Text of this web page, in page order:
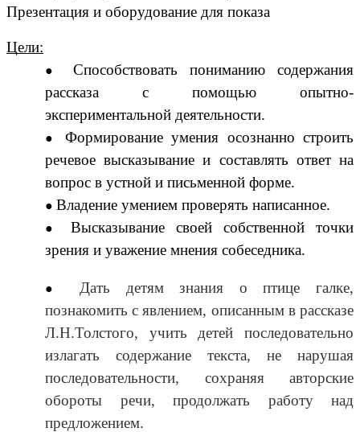
Презентация и оборудование для показа
Цели:
Способствовать пониманию содержания
рассказа с помощью опытно-
экспериментальной деятельности.
Формирование умения осознанно строить
речевое высказывание и составлять ответ на
вопрос в устной и письменной форме.
Владение умением проверять написанное.
Высказывание своей собственной точки
зрения и уважение мнения собеседника.
Дать детям знания о птице галке,
познакомить с явлением, описанным в рассказе
Л.Н.Толстого, учить детей последовательно
излагать содержание текста, не нарушая
последовательности, сохраняя авторские
обороты речи, продолжать работу над
предложением.